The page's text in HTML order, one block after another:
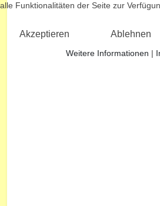
alle Funktionalitäten der Seite zur
Akzeptieren Ablehnen
Weitere Informationen |